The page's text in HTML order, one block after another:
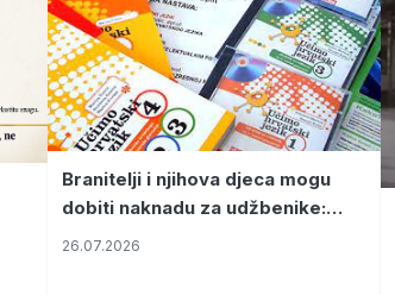
Branitelji i njihova djeca mogu
dobiti naknadu za udžbenike:
zahtjevi se podnose do 31.
26.07.2026